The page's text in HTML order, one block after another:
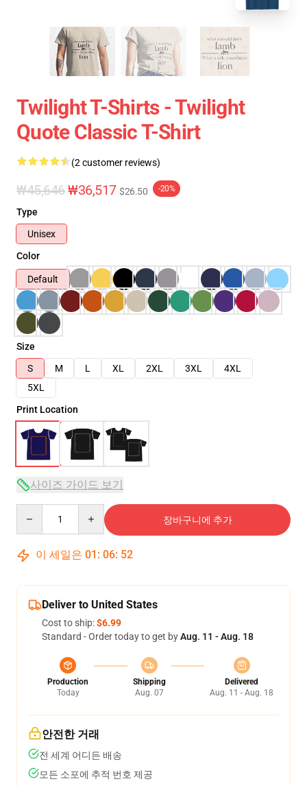
Twilight T-Shirts - Twilight
Quote Classic T-Shirt
(2 customer reviews)
₩45,646₩36,517 $26.50 -20%
Type
Unisex
Color
Default
Size
S
M L XL 2XL 3XL
4XL
5XL
Print Location
사이즈 가이드 보기
장바구니에 추가
이 세일은 01 : 06: 52
Deliver to United States
Cost to ship:$6.99
Standard - Order today to get byAug. 11 - Aug. 18
Production
Today
Shipping
Aug. 07
Delivered
Aug. 11 - Aug. 18
안전한 거래
전 세계 어디든 배송
모든 소포에 추적 번호 제공